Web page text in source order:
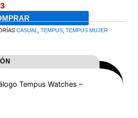
CASUAL TEMPUS TEMPUS MUJER
Tempus Watches –